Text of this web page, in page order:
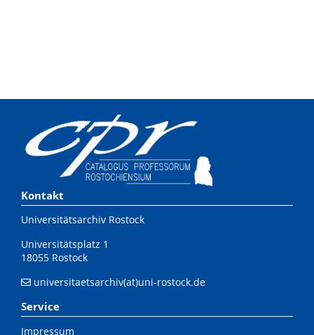
Kontakt
Universitätsarchiv Rostock
Universitätsplatz 1
18055 Rostock
universitaetsarchiv(at)uni-rostock.de
Service
Impressum